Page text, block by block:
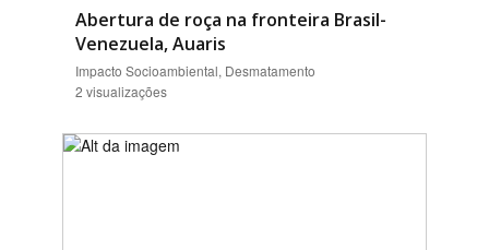
Abertura de roça na fronteira Brasil-
Venezuela, Auaris
Impacto Socioambiental, Desmatamento
2 visualizações